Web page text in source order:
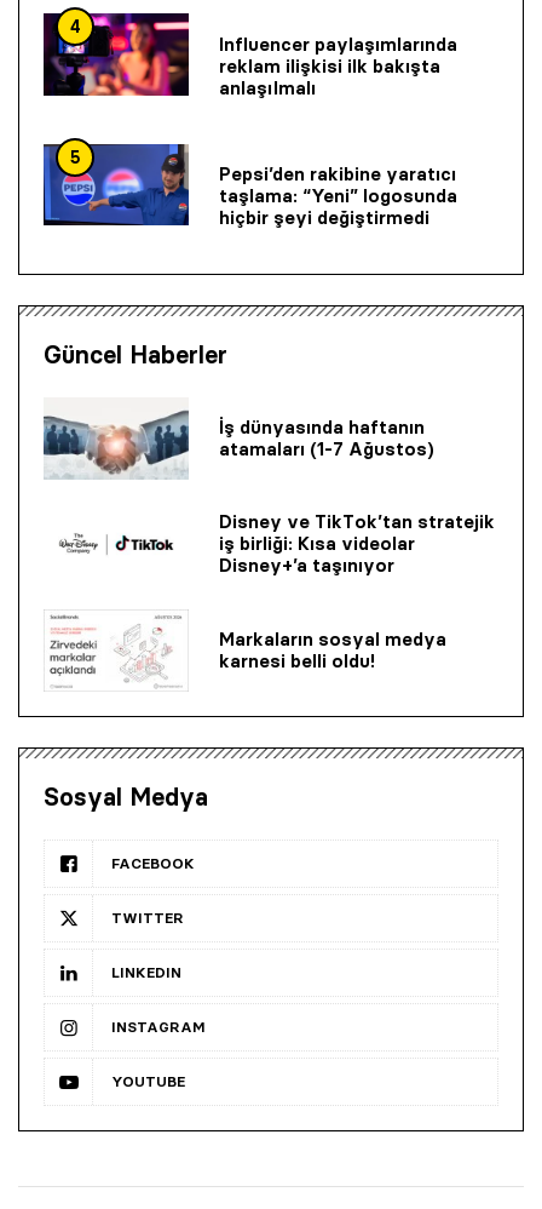
4
Influencer paylaşımlarında
reklam ilişkisi ilk bakışta
anlaşılmalı
5
Pepsi’den rakibine yaratıcı
taşlama: “Yeni” logosunda
hiçbir şeyi değiştirmedi
Güncel Haberler
İş dünyasında haftanın
atamaları (1-7 Ağustos)
Disney ve TikTok’tan stratejik
iş birliği: Kısa videolar
Disney+’a taşınıyor
Markaların sosyal medya
karnesi belli oldu!
Sosyal Medya
FACEBOOK
TWITTER
LINKEDIN
INSTAGRAM
YOUTUBE